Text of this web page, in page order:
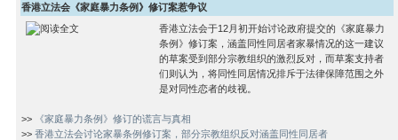
香港立法会《家庭暴力条例》修订案惹争议
香港立法会于12月初开始讨论政府提交的《家庭暴力
条例》修订案，涵盖同性同居者家暴情况的这一建议
的草案受到部分宗教组织的激烈反对，而草案支持者
们则认为，将同性同居情况排斥于法律保障范围之外
是对同性恋者的歧视。
>>
《家庭暴力条例》修订的谎言与真相
>> 香港立法会讨论家暴条例修订案，部分宗教组织反对涵盖同性同居者